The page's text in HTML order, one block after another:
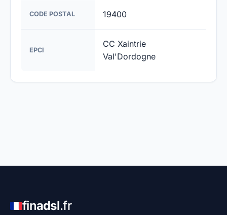
CODE POSTAL 19400
EPCI
CC Xaintrie
Val'Dordogne
finadsl.fr